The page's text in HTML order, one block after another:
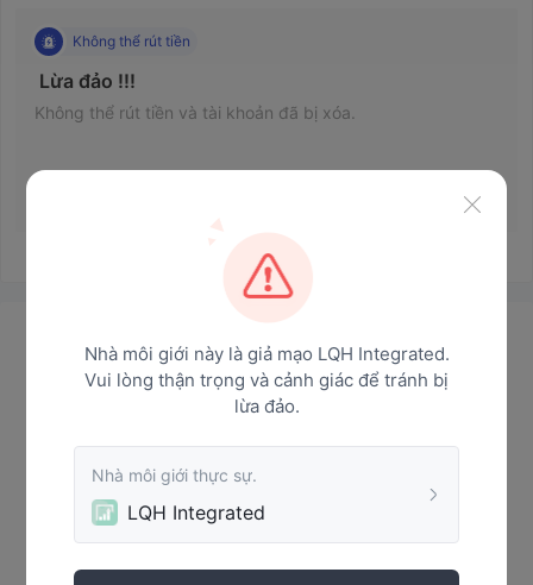
Không thể rút tiền
Không thể rút tiền và tài khoản đã bị xóa.
2025-02-01 07:08
Tin tứcNhà môi giới này là giả mạo LQH Integrated.
Vui lòng thận trọng và cảnh giác để tránh bị
lừa đảo.
Nhà môi giới thực sự.
LQH Integrated